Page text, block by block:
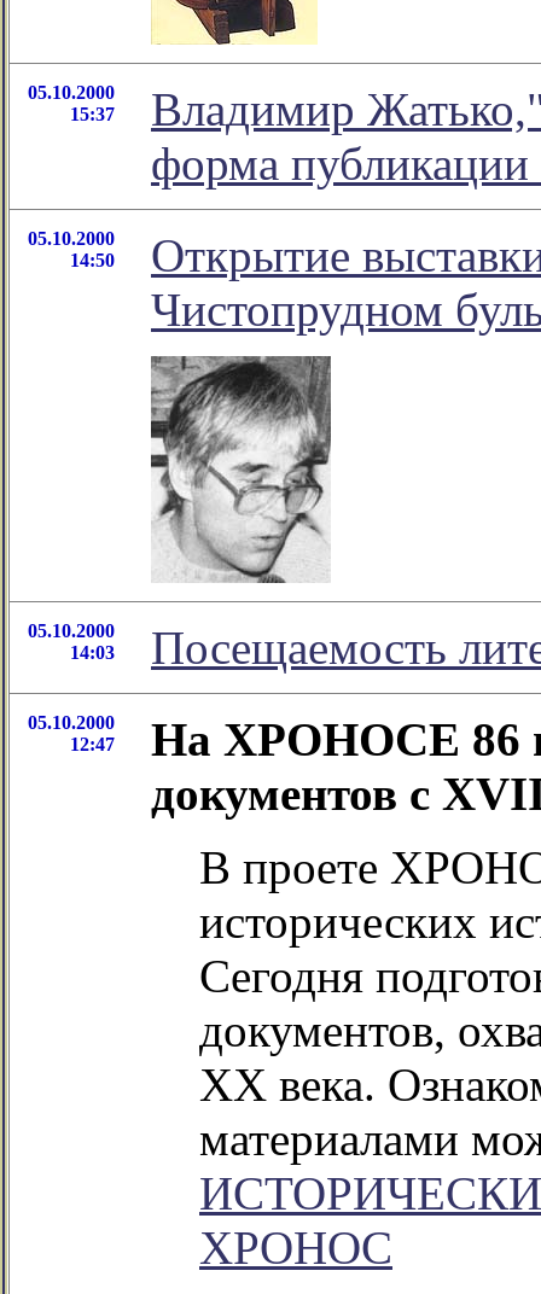
05.10.2000
15:37
Владимир
форма публикации
05.10.2000
14:50
Открытие
Чистопрудном
05.10.2000
14:03
Посещаемость
05.10.2000
12:47
На ХРОНОСЕ 86
документов с
В проете
исторических
Сегодня
документов,
XX века.
материалами
ХРОНОС